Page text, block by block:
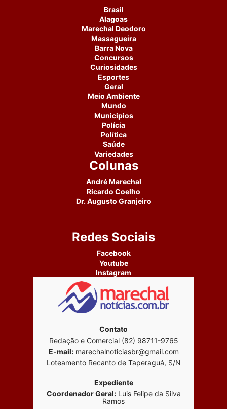
Brasil
Alagoas
Marechal Deodoro
Massagueira
Barra Nova
Concursos
Curiosidades
Esportes
Geral
Meio Ambiente
Mundo
Municipios
Polícia
Política
Saúde
Variedades
Colunas
André Marechal
Ricardo Coelho
Dr. Augusto Granjeiro
Redes Sociais
Facebook
Youtube
Instagram
Contato
Redação e Comercial (82) 98711-9765
E-mail:marechalnoticiasbr@gmail.com
Loteamento Recanto de Taperaguá, S/N
Expediente
Coordenador Geral:Luis Felipe da Silva
Ramos